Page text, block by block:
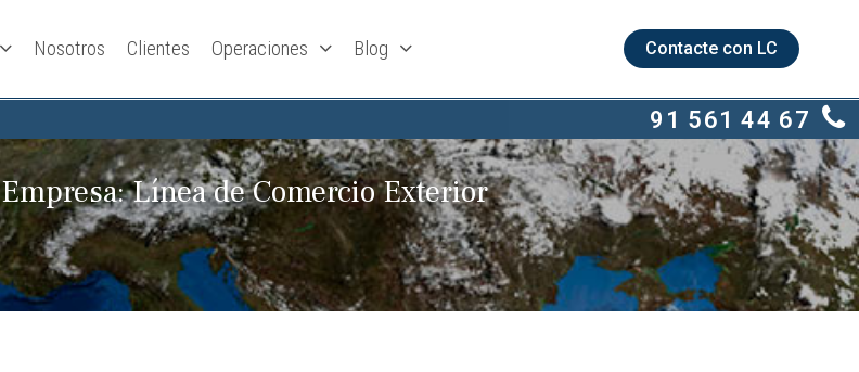
Nosotros Clientes Operaciones Blog Contacte con LC
91 561 44 67
Línea de Comercio Exterior